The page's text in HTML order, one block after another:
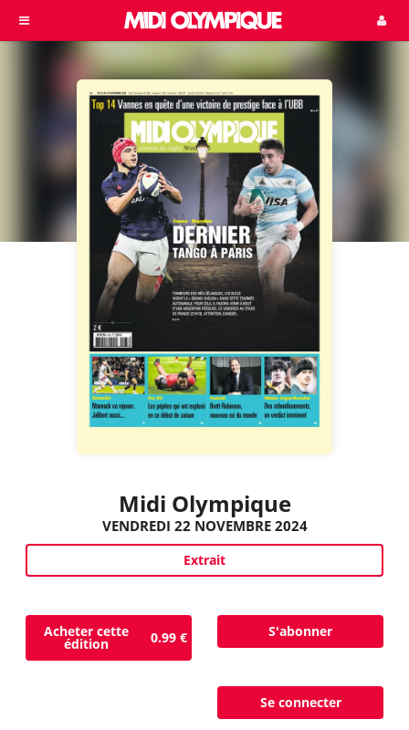
Midi Olympique
VENDREDI 22 NOVEMBRE 2024
Extrait
Acheter cette
édition 0.99 € S'abonner
Se connecter